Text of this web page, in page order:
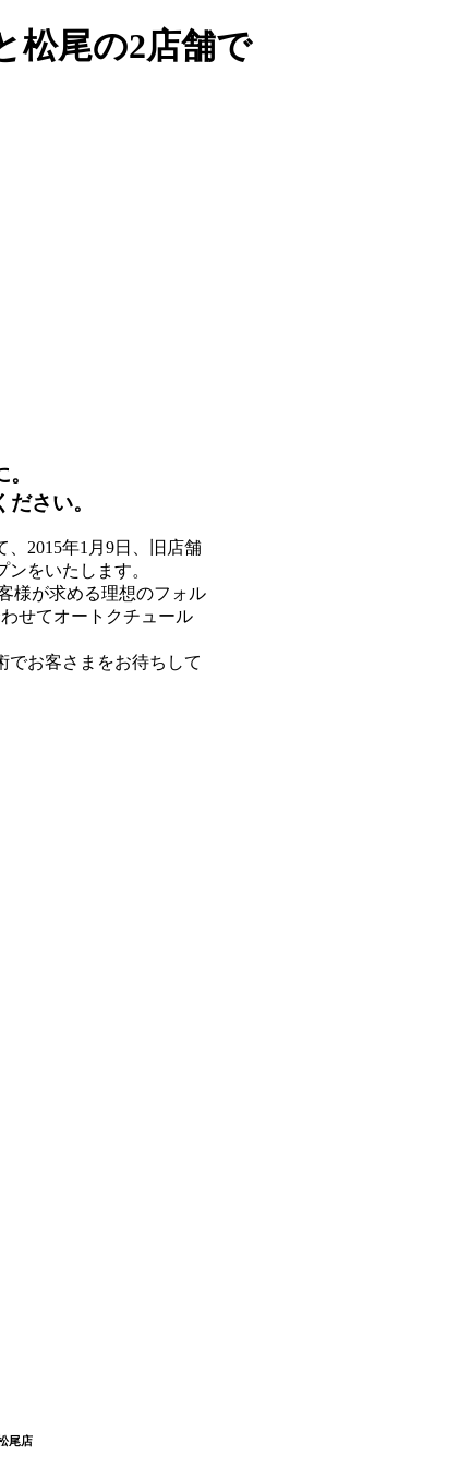
松尾の2店舗で
さい。
2015年1月9日、旧店舗
をいたします。
様が求める理想のフォル
せてオートクチュール
でお客さまをお待ちして
尾店